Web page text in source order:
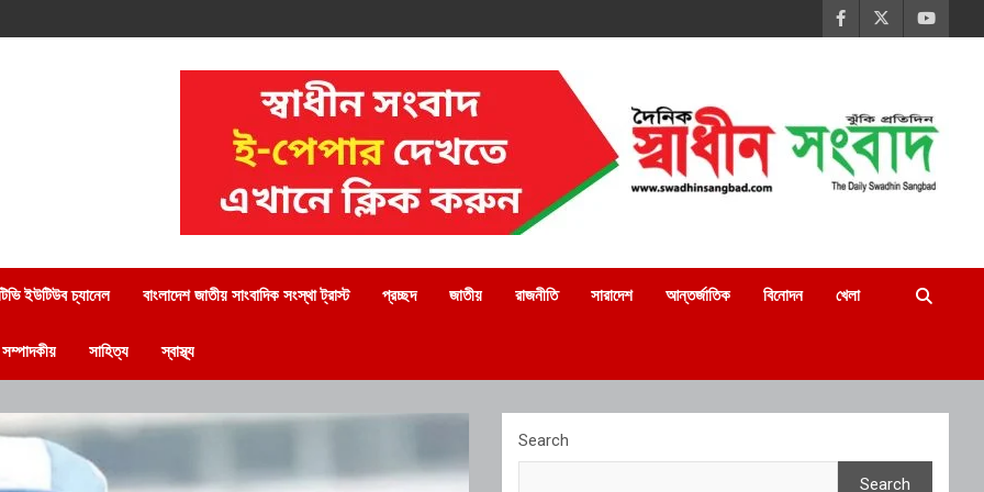
ইউটিউব চ্যানেল বাংলাদেশ জাতীয় সাংবাদিক সংস্থা ট্রাস্ট প্রচ্ছদ জাতীয় রাজনীতি সারাদেশ আন্তর্জাতিক বিনোদন খেলা
সম্পাদকীয় সাহিত্য স্বাস্থ্য
Search
Search